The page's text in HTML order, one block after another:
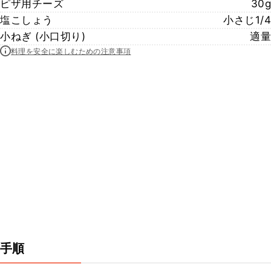
ピザ用チーズ
30g
塩こしょう
小さじ1/4
小ねぎ (小口切り)
適量
料理を安全に楽しむための注意事項
手順